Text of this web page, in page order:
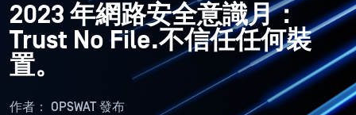
2023 年網路安全意識月：
Trust No File.不信任任何裝
置。
作者： OPSWAT 發布